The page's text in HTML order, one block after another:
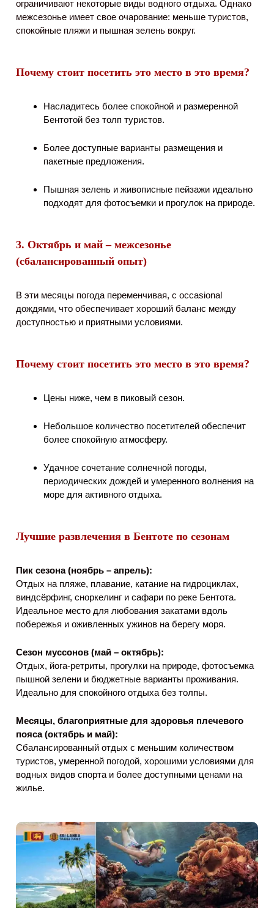
ограничивают некоторые виды водного отдыха. Однако
межсезонье имеет свое очарование: меньше туристов,
спокойные пляжи и пышная зелень вокруг.
Почему стоит посетить это место в это время?
Насладитесь более спокойной и размеренной
Бентотой без толп туристов.
Более доступные варианты размещения и
пакетные предложения.
Пышная зелень и живописные пейзажи идеально
подходят для фотосъемки и прогулок на природе.
3. Октябрь и май – межсезонье
(сбалансированный опыт)
В эти месяцы погода переменчивая, с occasional
дождями, что обеспечивает хороший баланс между
доступностью и приятными условиями.
Почему стоит посетить это место в это время?
Цены ниже, чем в пиковый сезон.
Небольшое количество посетителей обеспечит
более спокойную атмосферу.
Удачное сочетание солнечной погоды,
периодических дождей и умеренного волнения на
море для активного отдыха.
Лучшие развлечения в Бентоте по сезонам
Пик сезона (ноябрь – апрель):
Отдых на пляже, плавание, катание на гидроциклах,
виндсёрфинг, сноркелинг и сафари по реке Бентота.
Идеальное место для любования закатами вдоль
побережья и оживленных ужинов на берегу моря.
Сезон муссонов (май – октябрь):
Отдых, йога-ретриты, прогулки на природе, фотосъемка
пышной зелени и бюджетные варианты проживания.
Идеально для спокойного отдыха без толпы.
Месяцы, благоприятные для здоровья плечевого
пояса (октябрь и май):
Сбалансированный отдых с меньшим количеством
туристов, умеренной погодой, хорошими условиями для
водных видов спорта и более доступными ценами на
жилье.